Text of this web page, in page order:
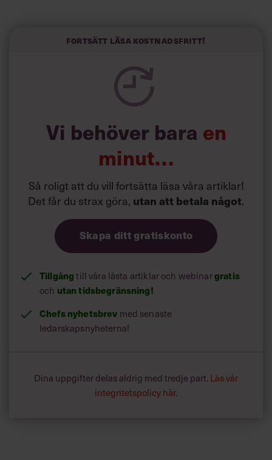
har höga halter av magnesium som kan hjälpa musklerna
Fortsätt läsa kostnadsfritt!
Vi behöver bara en
minut…
Så roligt att du vill fortsätta läsa våra artiklar!
Det får du strax göra, utan att betala något.
Skapa ditt gratiskonto
Tillgång till våra låsta artiklar och webinargratis
och utan tidsbegränsning!
Chefs nyhetsbrev med senaste
ledarskapsnyheterna!
Dina uppgifter delas aldrig med tredje part. Läs vår
integritetspolicy här.